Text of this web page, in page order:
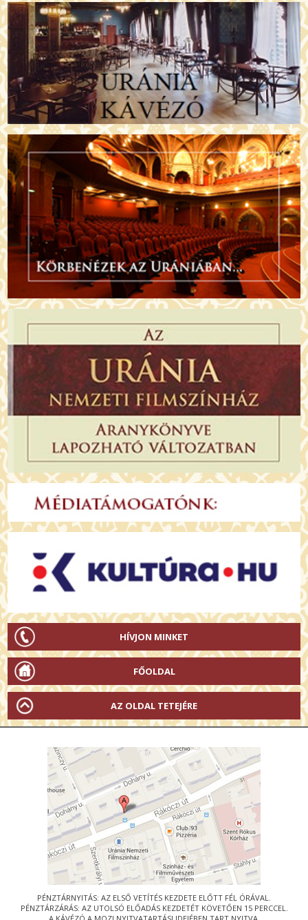
HÍVJON MINKET
FŐOLDAL
AZ OLDAL TETEJÉRE
PÉNZTÁRNYITÁS: AZ ELSŐ VETÍTÉS KEZDETE ELŐTT FÉL ÓRÁVAL.
PÉNZTÁRZÁRÁS: AZ UTOLSÓ ELŐADÁS KEZDETÉT KÖVETŐEN 15 PERCCEL.